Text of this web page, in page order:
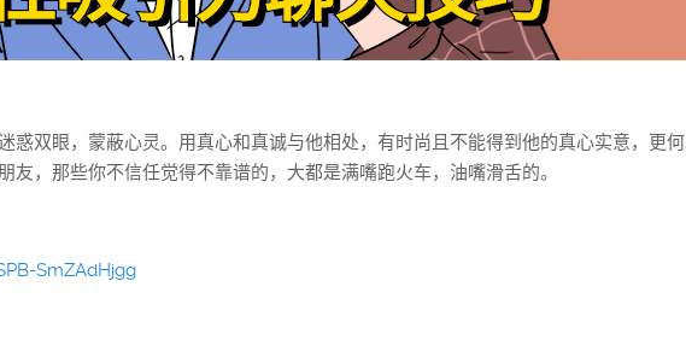
惑双眼，蒙蔽心灵。用真心和真诚与他相处，有时尚且不能得到他的真心实意，更
，那些你不信任觉得不靠谱的，大都是满嘴跑火车，油嘴滑舌的。
SmZAdHjgg